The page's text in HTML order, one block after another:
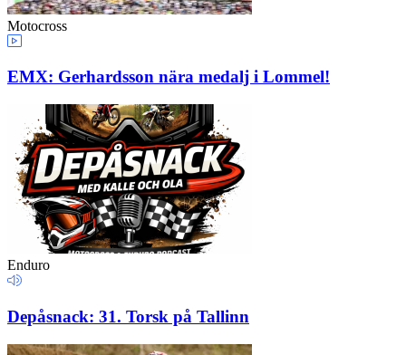
Motocross
EMX: Gerhardsson nära medalj i Lommel!
Enduro
Depåsnack: 31. Torsk på Tallinn